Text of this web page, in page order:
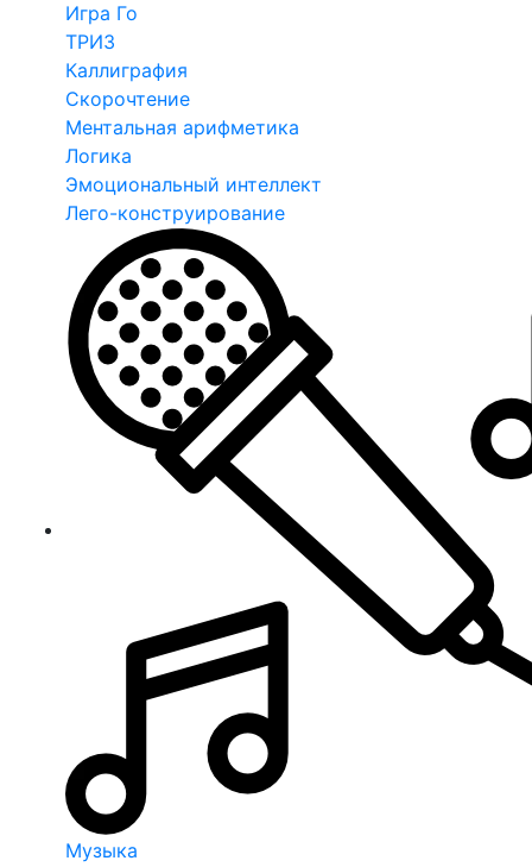
Игра Го
ТРИЗ
Каллиграфия
Скорочтение
Ментальная арифметика
Логика
Эмоциональный интеллект
Лего-конструирование
Музыка